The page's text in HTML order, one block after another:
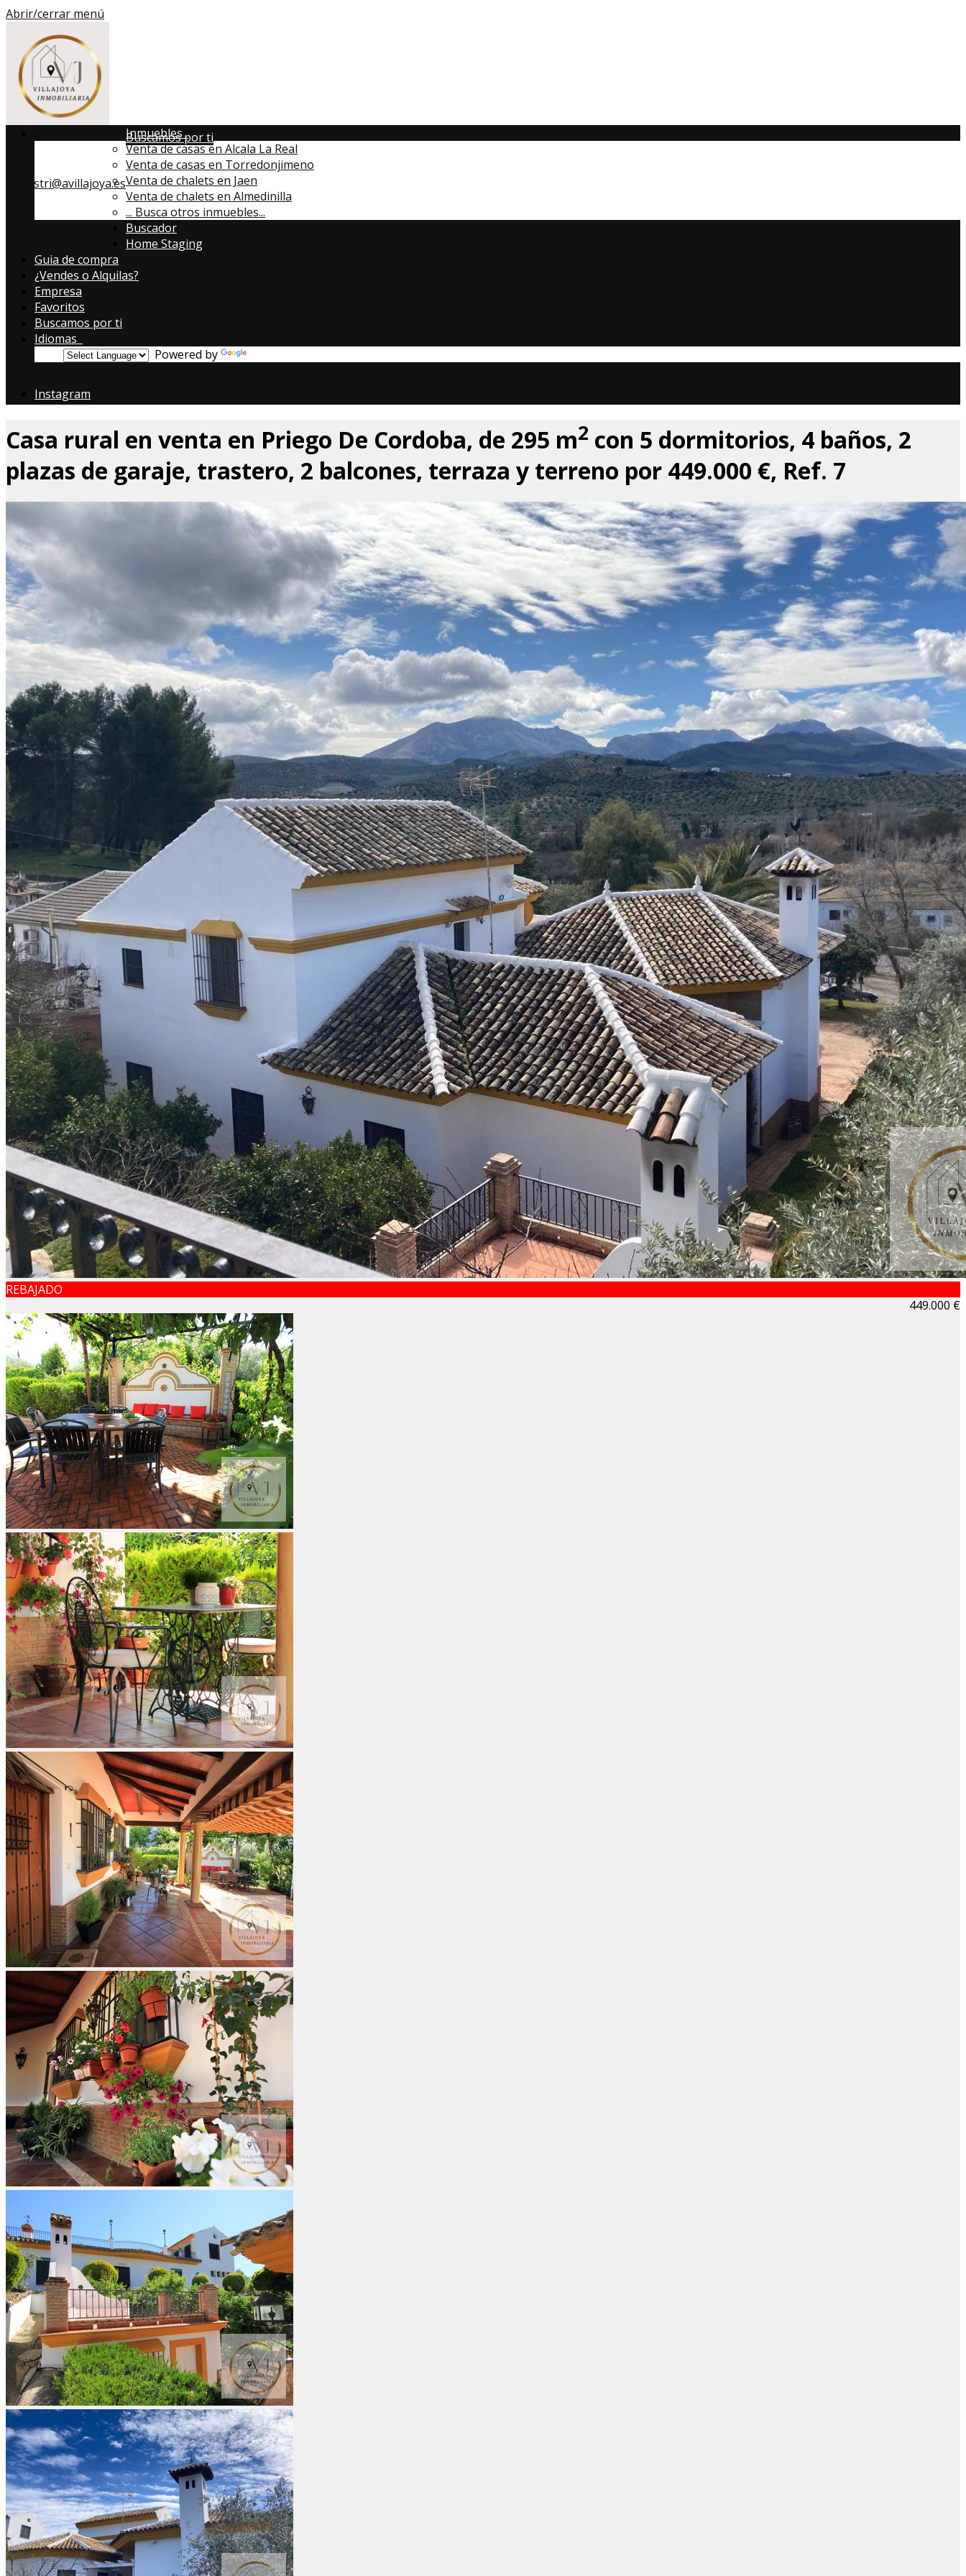
Abrir/cerrar menú
infoastri@avillajoya.es
613357819
Buscamos por ti
Inmuebles
Venta de casas en Alcala La Real
Venta de casas en Torredonjimeno
Venta de chalets en Jaen
Venta de chalets en Almedinilla
... Busca otros inmuebles...
Buscador
Home Staging
Guia de compra
¿Vendes o Alquilas?
Empresa
Favoritos
Buscamos por ti
Idiomas
Powered by
Instagram
Casa rural en venta en Priego De Cordoba, de 295 m2 con 5 dormitorios, 4 baños, 2
plazas de garaje, trastero, 2 balcones, terraza y terreno por 449.000 €, Ref. 7
REBAJADO
449.000 €